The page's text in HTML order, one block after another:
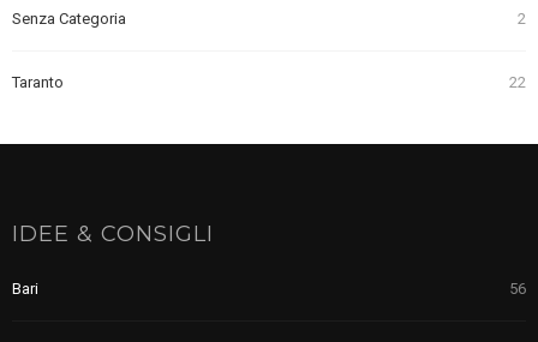
Senza Categoria 2
Taranto 22
IDEE & CONSIGLI
Bari 56